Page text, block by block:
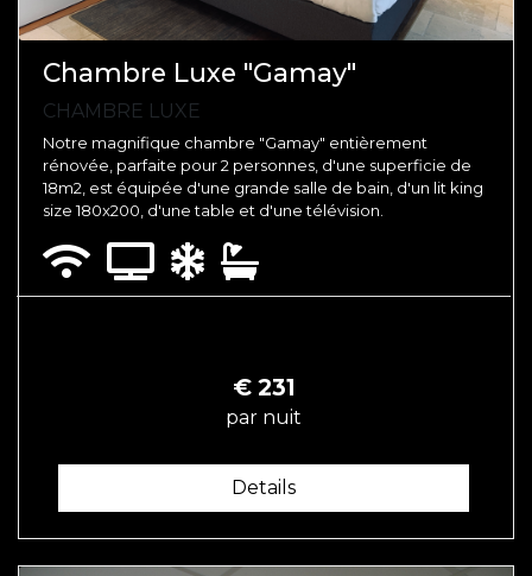
Chambre Luxe "Gamay"
CHAMBRE LUXE
Notre magnifique chambre "Gamay" entièrement
rénovée, parfaite pour 2 personnes, d'une superficie de
18m2, est équipée d'une grande salle de bain, d'un lit king
size 180x200, d'une table et d'une télévision.
€ 231
par nuit
Details